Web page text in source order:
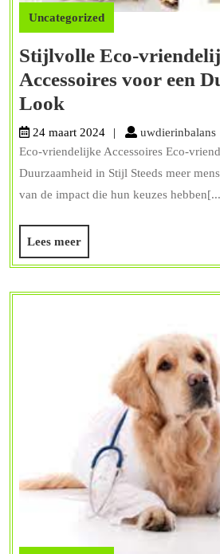
Uncategorized
Stijlvolle Eco-
Accessoires voor een
Look
Eco-
vriendelijke
Accessoires
voor
een
Duurzame
Look
24 maart 2024 uwdierinbalans
Eco-vriendelijke Accessoires Eco-
Duurzaamheid in Stijl Steeds meer
van de impact die hun keuzes
Lees meerLees
meer